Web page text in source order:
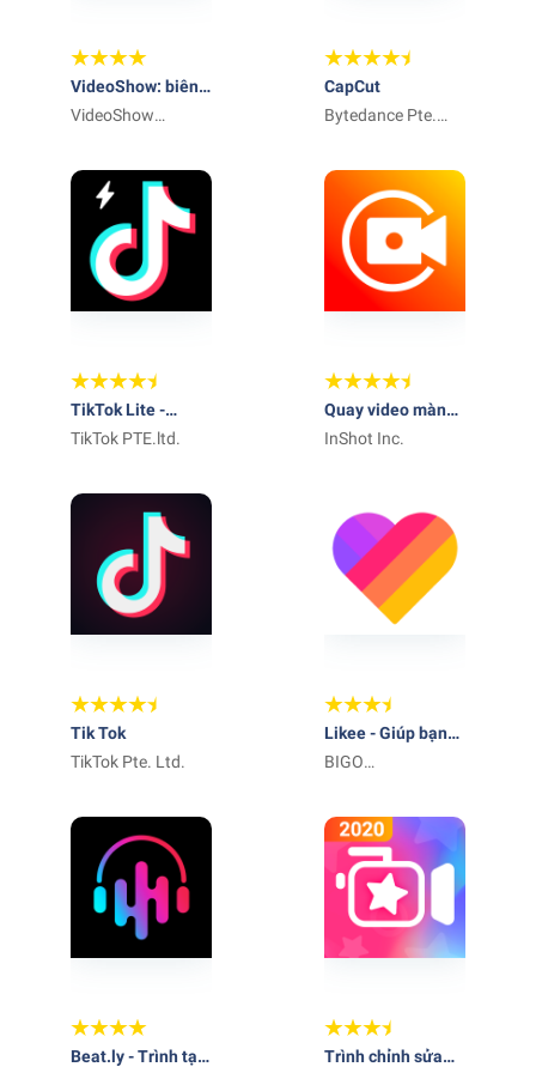
VideoShow: biên
tập video
VideoShow
Editor & Video
Maker Inc
CapCut
Bytedance Pte.
TikTok Lite -
deprecated
TikTok PTE.ltd.
Quay video màn
hình- Trình ghi
InShot Inc.
Tik Tok
TikTok Pte. Ltd.
Likee - Giúp bạn
toả sáng
BIGO
PTE. LTD.
Beat.ly - Trình tạo
Trình chỉnh sửa